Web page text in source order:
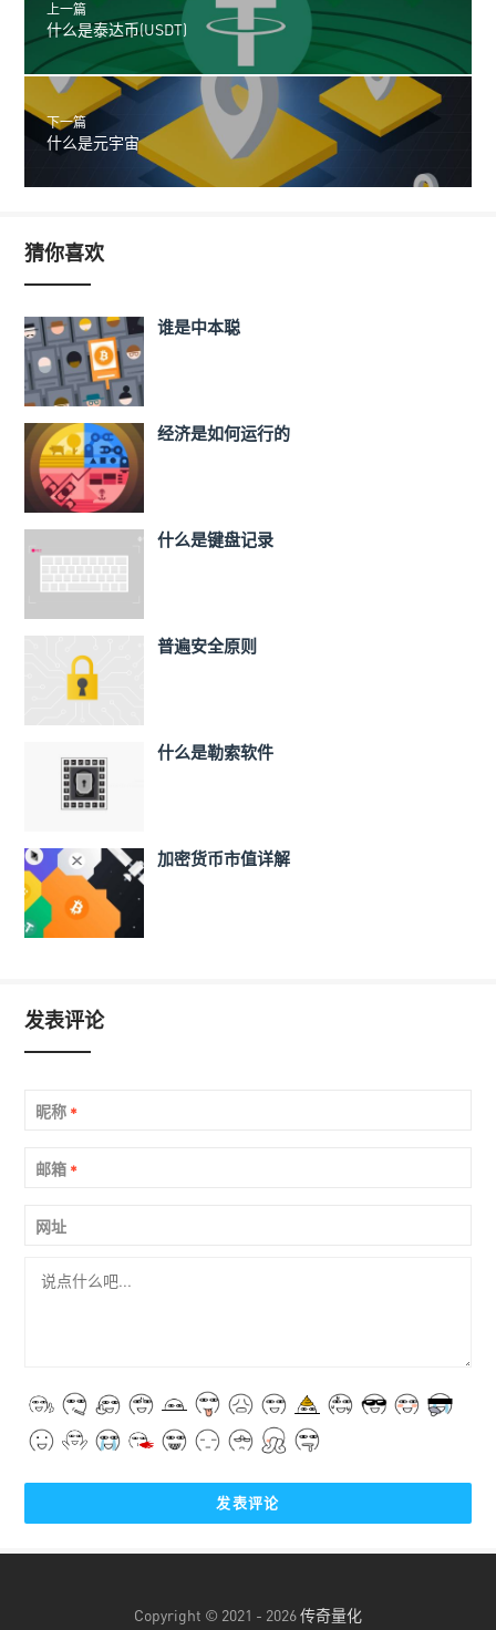
上一篇
什么是泰达币(USDT)
下一篇
什么是元宇宙
猜你喜欢
谁是中本聪
经济是如何运行的
什么是键盘记录
普遍安全原则
什么是勒索软件
加密货币市值详解
发表评论
昵称 *
邮箱 *
网址
Copyright © 2021 - 2026传奇量化